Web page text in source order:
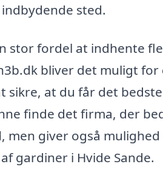
sted.
stor fordel at indhente
bliver det muligt
sikre, at du får det
finde det firma, der
men giver også
gardiner i Hvide Sande.